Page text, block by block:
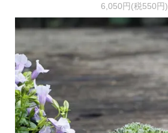
6,050円(税550円)